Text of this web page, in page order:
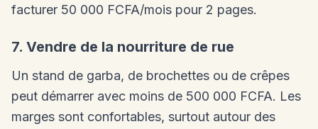
facturer 50 000 FCFA/mois pour 2 pages.
7. Vendre de la nourriture de rue
Un stand de garba, de brochettes ou de crêpes
peut démarrer avec moins de 500 000 FCFA. Les
marges sont confortables, surtout autour des